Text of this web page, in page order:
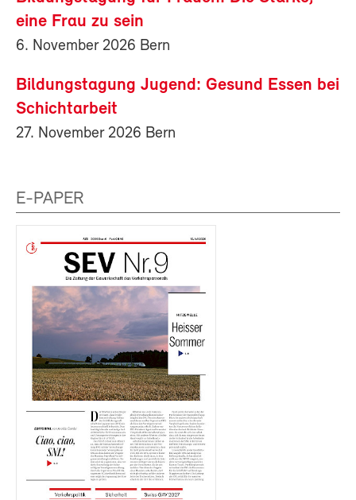
eine Frau zu sein
6. November 2026 Bern
Bildungstagung Jugend: Gesund Essen bei
Schichtarbeit
27. November 2026 Bern
E-PAPER